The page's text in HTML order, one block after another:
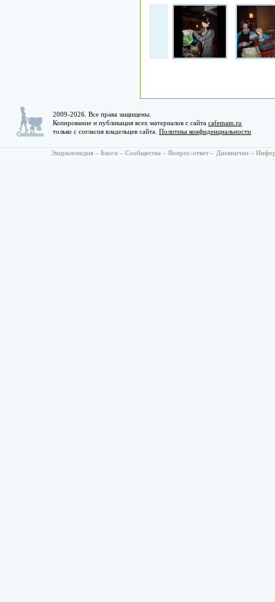
2009-2026. Все права защищены.
Копирование и публикация всех материалов с сайта cafemam.ru
только с согласия владельцев сайта. Политика конфиденциальности
Энциклопедия – Блоги – Сообщества – Вопрос-ответ – Дневнички –